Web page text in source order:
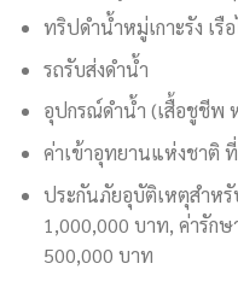
ทริปดำน้ำหมู่เกาะรัง เรื
รถรับส่งดำน้ำ
อุปกรณ์ดำน้ำ (เสื้อชูชีพ
ค่าเข้าอุทยานแห่งชาติ
ประกันภัยอุบัติเหตุสำหรั
1,000,000 บาท, ค่ารัก
500,000 บาท